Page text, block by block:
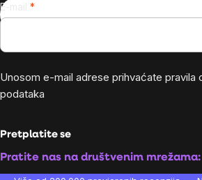
E-mail
Unosom e-mail adrese prihvaćate pravila
podataka
Pretplatite se
Pratite nas na društvenim mrežama: